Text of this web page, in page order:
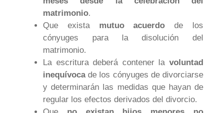
matrimonio.
Que exista mutuo acuerdo de los
cónyuges para la disolución del
matrimonio.
La escritura deberá contener la voluntad
inequívocade los cónyuges de divorciarse
y determinarán las medidas que hayan de
regular los efectos derivados del divorcio.